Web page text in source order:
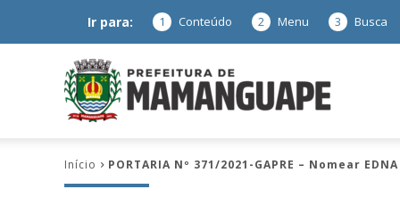
Ir para: 1 Conteúdo 2 Menu 3 Busca
Início PORTARIA Nº 371/2021-GAPRE – Nomear EDNA